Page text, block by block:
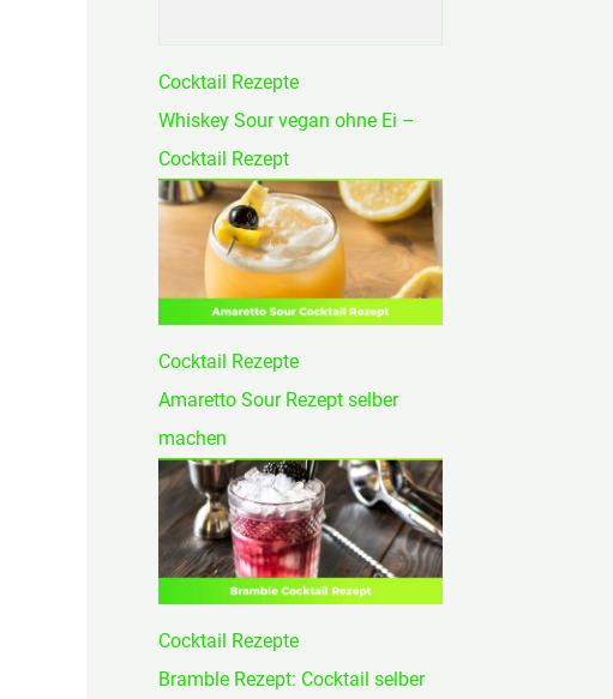
Cocktail Rezepte
Whiskey Sour vegan ohne Ei –
Cocktail Rezept
Cocktail Rezepte
Amaretto Sour Rezept selber
machen
Cocktail Rezepte
Bramble Rezept: Cocktail selber